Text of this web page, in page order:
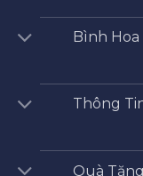
Bình Hoa
Thông
Quà